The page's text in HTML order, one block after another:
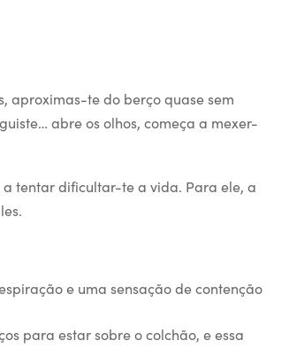
aproximas-te do berço quase sem
abre os olhos, começa a mexer-
a tentar dificultar-te a vida. Para ele, a
e uma sensação de contenção
para estar sobre o colchão, e essa